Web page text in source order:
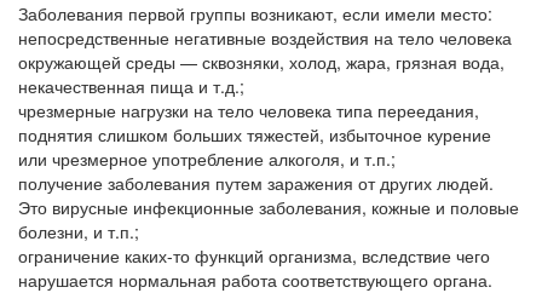
Заболевания первой группы возникают, если имели место:
непосредственные негативные воздействия на тело человека
окружающей среды — сквозняки, холод, жара, грязная вода,
некачественная пища и т.д.;
чрезмерные нагрузки на тело человека типа переедания,
поднятия слишком больших тяжестей, избыточное курение
или чрезмерное употребление алкоголя, и т.п.;
получение заболевания путем заражения от других людей.
Это вирусные инфекционные заболевания, кожные и половые
болезни, и т.п.;
ограничение каких-то функций организма, вследствие чего
нарушается нормальная работа соответствующего органа.